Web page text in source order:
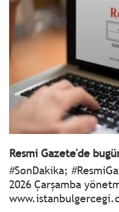
Resmi Gazete'de
#SonDakika;
2026 Çarşamba